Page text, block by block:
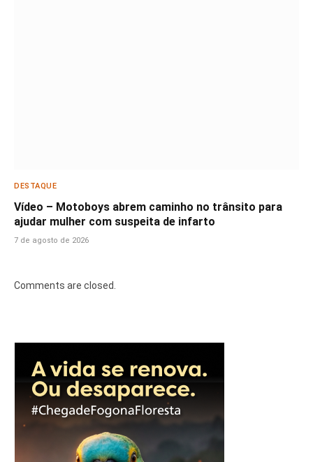
DESTAQUE
Vídeo – Motoboys abrem caminho no trânsito para
ajudar mulher com suspeita de infarto
7 de agosto de 2026
Comments are closed.